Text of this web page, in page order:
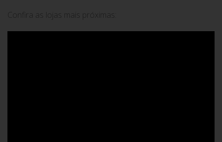
Confira as lojas mais próximas: